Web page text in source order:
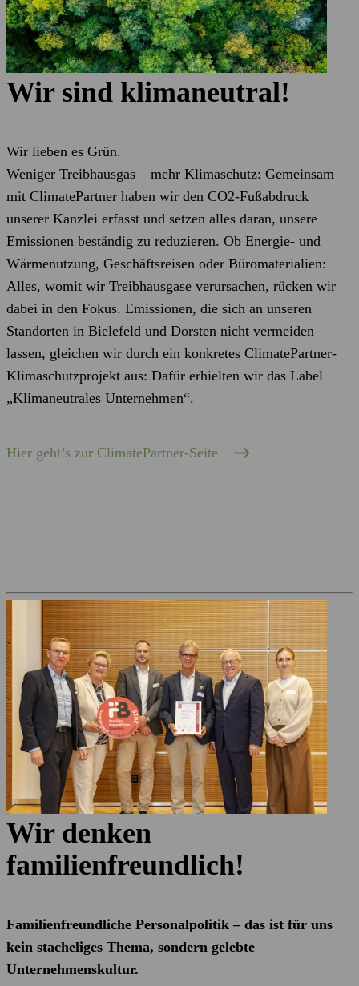
Wir sind klimaneutral!
Wir lieben es Grün.
Weniger Treibhausgas – mehr Klimaschutz: Gemeinsam
mit ClimatePartner haben wir den CO2-Fußabdruck
unserer Kanzlei erfasst und setzen alles daran, unsere
Emissionen beständig zu reduzieren. Ob Energie- und
Wärmenutzung, Geschäftsreisen oder Büromaterialien:
Alles, womit wir Treibhausgase verursachen, rücken wir
dabei in den Fokus. Emissionen, die sich an unseren
Standorten in Bielefeld und Dorsten nicht vermeiden
lassen, gleichen wir durch ein konkretes ClimatePartner-
Klimaschutzprojekt aus: Dafür erhielten wir das Label
„Klimaneutrales Unternehmen“.
Hier geht’s zur ClimatePartner-Seite
Wir denken
familienfreundlich!
Familienfreundliche Personalpolitik – das ist für uns
kein stacheliges Thema, sondern gelebte
Unternehmenskultur.